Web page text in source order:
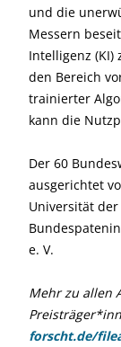
und die
Messern
Intelligenz (KI)
den Bereich
trainierter
kann die
Der 60
ausgerichtet
Universität
e. V.
Mehr zu allen
forscht.de/